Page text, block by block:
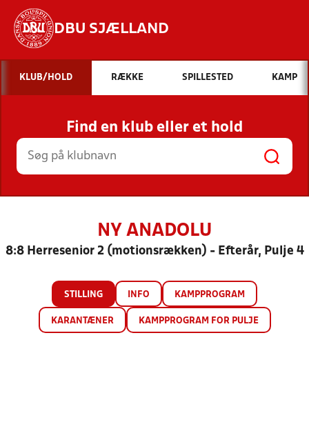
DBU SJÆLLAND
Hvad vil du søge efter?
INDHOLD OG NYHEDER
STILLINGER, RESULTATER, KLUBBER OG
HOLD
KLUB/HOLD RÆKKE SPILLESTED KAMP
Find en klub eller et hold
NY ANADOLU
8:8 Herresenior 2 (motionsrækken) - Efterår, Pulje 4
STILLING INFO KAMPPROGRAM
KARANTÆNER KAMPPROGRAM FOR PULJE